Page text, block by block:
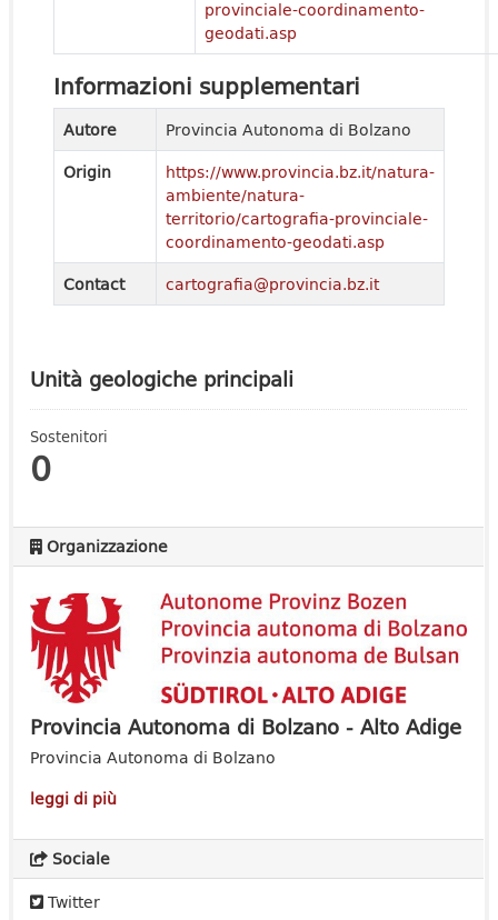
Unità geologiche principali
Sostenitori
0
Organizzazione
Provincia Autonoma di Bolzano - Alto Adige
Provincia Autonoma di Bolzano
leggi di più
Sociale
Twitter
provinciale-coordinamento-
geodati.asp
Informazioni supplementari
Autore
Provincia Autonoma di Bolzano
Origin
https://www.provincia.bz.it/natura-
ambiente/natura-
territorio/cartografia-provinciale-
coordinamento-geodati.asp
Contact
cartografia@provincia.bz.it